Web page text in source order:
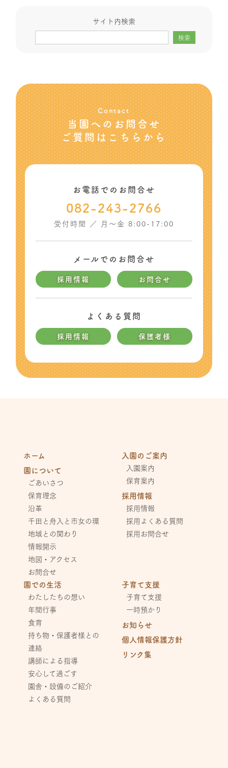
サイト内検索
検索
Contact
当園へのお問合せ
ご質問はこちらから
お電話でのお問合せ
082-243-2766
受付時間 ／ 月〜金 8:00-17:00
メールでのお問合せ
採用情報 お問合せ
よくある質問
採用情報 保護者様
ホーム
園について
ごあいさつ
保育理念
沿革
千田と舟入と市女の環
地域との関わり
情報開示
地図・アクセス
お問合せ
園での生活
わたしたちの想い
年間行事
食育
持ち物・保護者様との
連絡
講師による指導
安心して過ごす
園舎・設備のご紹介
よくある質問
入園のご案内
入園案内
保育案内
採用情報
採用情報
採用よくある質問
採用お問合せ
子育て支援
子育て支援
一時預かり
お知らせ
個人情報保護方針
リンク集